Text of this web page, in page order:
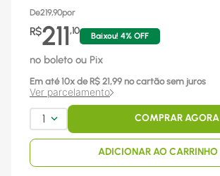
De219,90por
R$211,10
Baixou! 4% OFF
no boleto ou Pix
Em até 10x de R$ 21,99 no cartão sem juros
Ver parcelamento
1 COMPRAR AGORA
ADICIONAR AO CARRINHO